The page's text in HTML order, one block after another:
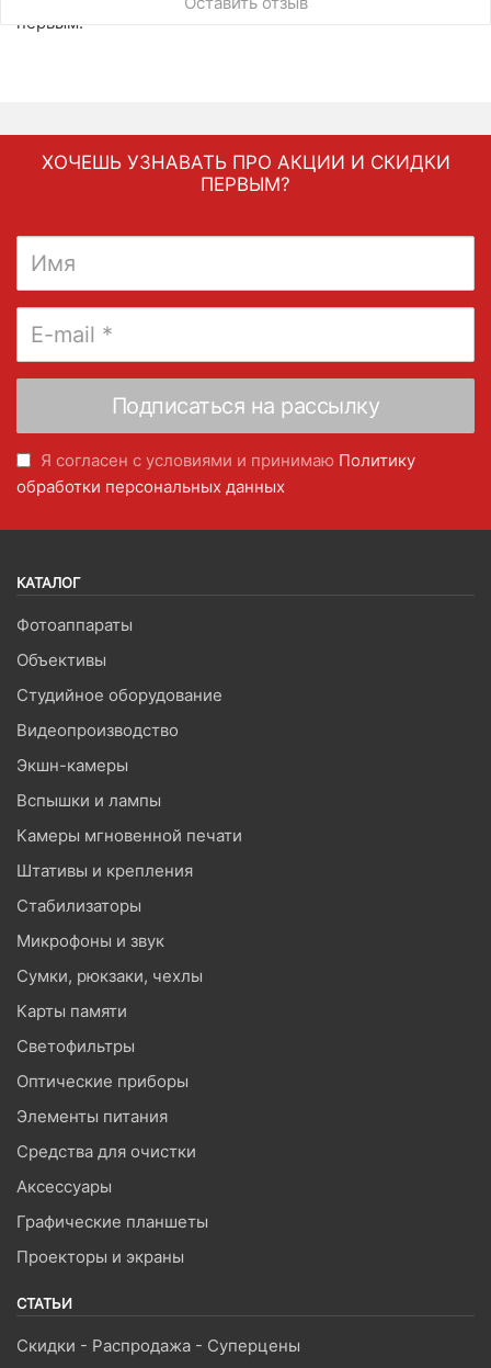
первым.
ХОЧЕШЬ УЗНАВАТЬ ПРО АКЦИИ И СКИДКИ
ПЕРВЫМ?
Я согласен с условиями и принимаю Политику
обработки персональных данных
КАТАЛОГ
Фотоаппараты
Объективы
Студийное оборудование
Видеопроизводство
Экшн-камеры
Вспышки и лампы
Камеры мгновенной печати
Штативы и крепления
Стабилизаторы
Микрофоны и звук
Сумки, рюкзаки, чехлы
Карты памяти
Светофильтры
Оптические приборы
Элементы питания
Средства для очистки
Аксессуары
Графические планшеты
Проекторы и экраны
СТАТЬИ
Скидки - Распродажа - Суперцены